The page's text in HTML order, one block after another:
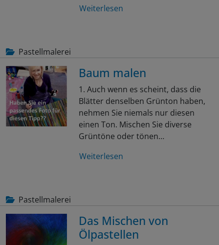
Weiterlesen
Pastellmalerei
Baum malen
1. Auch wenn es scheint, dass die
Blätter denselben Grünton haben,
nehmen Sie niemals nur diesen
einen Ton. Mischen Sie diverse
Grüntöne oder tönen…
Weiterlesen
Pastellmalerei
Das Mischen von
Ölpastellen